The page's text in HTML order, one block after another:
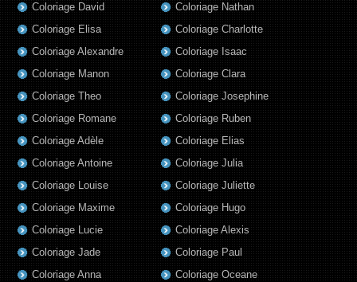
Coloriage David
Coloriage Elisa
Coloriage Alexandre
Coloriage Manon
Coloriage Theo
Coloriage Romane
Coloriage Adèle
Coloriage Antoine
Coloriage Louise
Coloriage Maxime
Coloriage Lucie
Coloriage Jade
Coloriage Anna
Coloriage Nathan
Coloriage Charlotte
Coloriage Isaac
Coloriage Clara
Coloriage Josephine
Coloriage Ruben
Coloriage Elias
Coloriage Julia
Coloriage Juliette
Coloriage Hugo
Coloriage Alexis
Coloriage Paul
Coloriage Oceane